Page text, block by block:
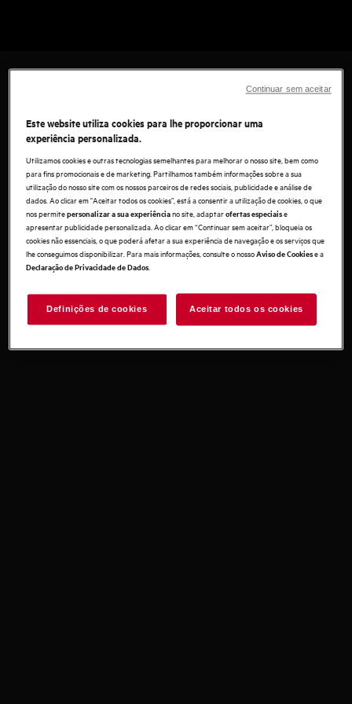
LAMENTAMOS, MAS
NÃO FOI POSSÍVEL
ENCONTRAR A PÁGINA
QUE PROCURA.
Experimente anossa pesquisapara encontrar o
que procura.
Se procura ajuda para um produto que possua,
pode encontrar apoio na secção do
Apoio ao Cliente.
Este website utiliza cookies para lhe proporcionar uma
experiência personalizada.
Utilizamos cookies e outras tecnologias semelhantes para melhorar o nosso site, bem como
para fins promocionais e de marketing. Partilhamos também informações sobre a sua
utilização do nosso site com os nossos parceiros de redes sociais, publicidade e análise de
dados. Ao clicar em "Aceitar todos os cookies”, está a consentir a utilização de cookies, o que
nos permitepersonalizar a sua experiênciano site, adaptarofertas especiaise
apresentar publicidade personalizada. Ao clicar em “Continuar sem aceitar”, bloqueia os
cookies não essenciais, o que poderá afetar a sua experiência de navegação e os serviços que
lhe conseguimos disponibilizar. Para mais informações, consulte o nossoAviso de Cookiese a
Declaração de Privacidade de Dados.
Definições de cookies Aceitar todos os cookies
Continuar sem aceitar